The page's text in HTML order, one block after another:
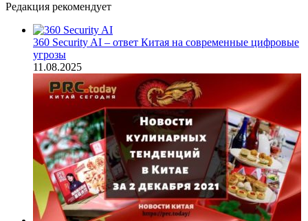
Редакция рекомендует
360 Security AI – ответ Китая на современные цифровые
угрозы
11.08.2025